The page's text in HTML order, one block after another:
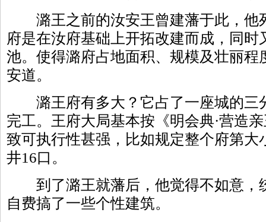
潞王之前的汝安王曾建藩于此，他
府是在汝府基础上开拓改建而成，同
池。使得潞府占地面积、规模及壮丽程
安道。
潞王府有多大？它占了一座城的三
完工。王府大局基本按《明会典·营造
致可执行性甚强，比如规定整个府第大
井16口。
到了潞王就藩后，他觉得不如意，
自费搞了一些个性建筑。